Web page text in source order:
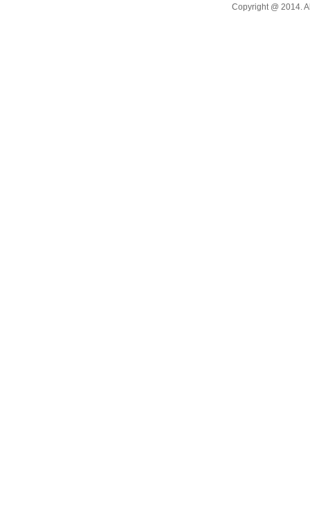
Copyright @ 2014.